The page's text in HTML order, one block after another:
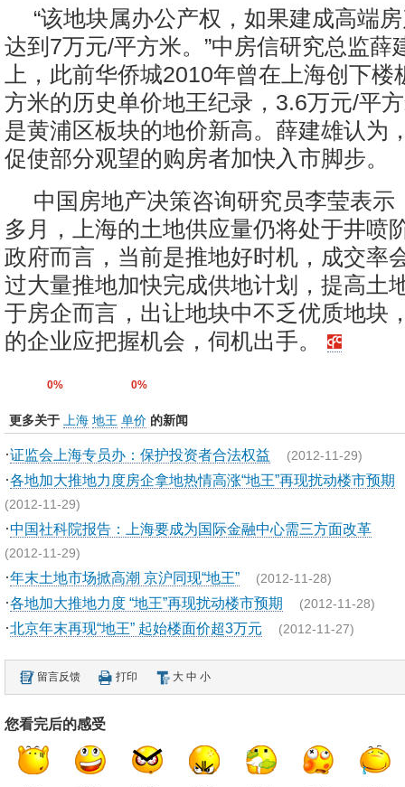
“该地块属办公产权，如果建成高端
达到7万元/平方米。”中房信研究总监薛
上，此前华侨城2010年曾在上海创下
方米的历史单价地王纪录，3.6万元/平
是黄浦区板块的地价新高。薛建雄认为
促使部分观望的购房者加快入市脚步。
中国房地产决策咨询研究员李莹表示
多月，上海的土地供应量仍将处于井喷
政府而言，当前是推地好时机，成交率
过大量推地加快完成供地计划，提高土
于房企而言，出让地块中不乏优质地块
的企业应把握机会，伺机出手。
0% 0%
更多关于 上海 地王 单价 的新闻
·证监会上海专员办：保护投资者合法权益 (2012-11-29)
·各地加大推地力度房企拿地热情高涨“地王”再现扰动楼市预期
(2012-11-29)
·中国社科院报告：上海要成为国际金融中心需三方面改革
(2012-11-29)
·年末土地市场掀高潮 京沪同现“地王” (2012-11-28)
·各地加大推地力度 “地王”再现扰动楼市预期 (2012-11-28)
·北京年末再现“地王” 起始楼面价超3万元 (2012-11-27)
留言反馈 打印 大 中 小
您看完后的感受